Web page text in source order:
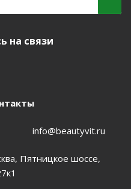
на связи
info@beautyvit.ru
Пятницкое шоссе,